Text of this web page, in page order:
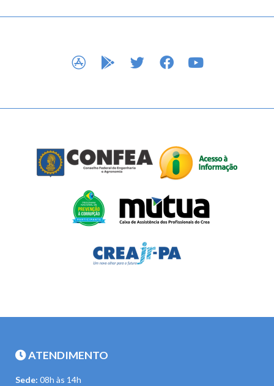
APP STOREGOOGLE PLAY
TWITTERFACEBOOK
ATENDIMENTO
Sede: 08h às 14h